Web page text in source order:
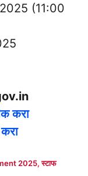
(11:00
करा
2025,स्टाफ